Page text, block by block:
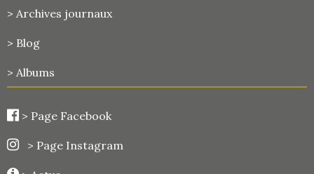
> Archives journaux
> Blog
> Albums
> Page Facebook
> Page Instagram